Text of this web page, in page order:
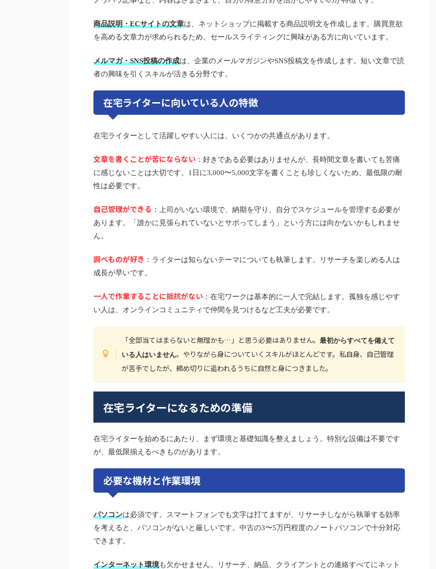
商品説明・ECサイトの文章は、ネットショップに掲載する商品説明文を作成します。購買意欲
を高める文章力が求められるため、セールスライティングに興味がある方に向いています。
メルマガ・SNS投稿の作成は、企業のメールマガジンやSNS投稿文を作成します。短い文章で読
者の興味を引くスキルが活きる分野です。
在宅ライターに向いている人の特徴
在宅ライターとして活躍しやすい人には、いくつかの共通点があります。
文章を書くことが苦にならない ：好きである必要はありませんが、長時間文章を書いても苦痛
に感じないことは大切です。1日に3,000〜5,000文字を書くことも珍しくないため、最低限の耐
性は必要です。
自己管理ができる ：上司がいない環境で、納期を守り、自分でスケジュールを管理する必要が
あります。「誰かに見張られていないとサボってしまう」という方には向かないかもしれませ
ん。
調べものが好き ：ライターは知らないテーマについても執筆します。リサーチを楽しめる人は
成長が早いです。
一人で作業することに抵抗がない ：在宅ワークは基本的に一人で完結します。孤独を感じやす
い人は、オンラインコミュニティで仲間を見つけるなど工夫が必要です。
「全部当てはまらないと無理かも…」と思う必要はありません。最初からすべてを備えて
いる人はいません。やりながら身についていくスキルがほとんどです。私自身、自己管理
が苦手でしたが、締め切りに追われるうちに自然と身につきました。
在宅ライターになるための準備
在宅ライターを始めるにあたり、まず環境と基礎知識を整えましょう。特別な設備は不要です
が、最低限揃えるべきものがあります。
必要な機材と作業環境
パソコンは必須です。スマートフォンでも文字は打てますが、リサーチしながら執筆する効率
を考えると、パソコンがないと厳しいです。中古の3〜5万円程度のノートパソコンで十分対応
できます。
インターネット環境も欠かせません。リサーチ、納品、クライアントとの連絡すべてにネット